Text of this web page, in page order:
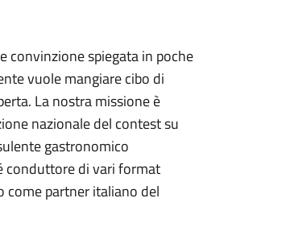
convinzione spiegata in poche
vuole mangiare cibo di
La nostra missione è
nazionale del contest su
gastronomico
conduttore di vari format
come partner italiano del